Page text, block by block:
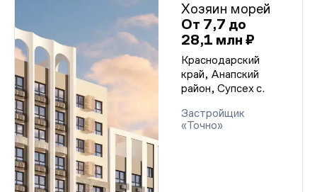
Хозяин морей
От 7,7 до
28,1 млн ₽
Краснодарский
край, Анапский
район, Супсех с.
Застройщик
«Точно»